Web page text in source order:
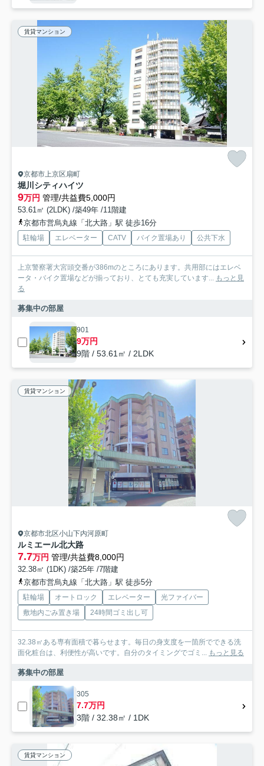
賃貸マンション
京都市上京区扇町
堀川シティハイツ
9万円 管理/共益費5,000円
53.61㎡ (2LDK) /築49年 /11階建
京都市営烏丸線「北大路」駅 徒歩16分
駐輪場 エレベーター CATV バイク置場あり 公共下水
上京警察署大宮頭交番が386mのところにあります。共用部にはエレベ
ータ・バイク置場などが揃っており、とても充実しています... もっと見
る
募集中の部屋
901
9万円
9階 / 53.61㎡ / 2LDK
賃貸マンション
京都市北区小山下内河原町
ルミエール北大路
7.7万円 管理/共益費8,000円
32.38㎡ (1DK) /築25年 /7階建
京都市営烏丸線「北大路」駅 徒歩5分
駐輪場 オートロック エレベーター
光ファイバー
敷地内ごみ置き場
24時間ゴミ出し可
32.38㎡ある専有面積で暮らせます。毎日の身支度を一箇所でできる洗
面化粧台は、利便性が高いです。自分のタイミングでゴミ... もっと見る
募集中の部屋
305
7.7万円
3階 / 32.38㎡ / 1DK
賃貸マンション